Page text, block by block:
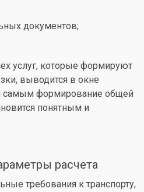
документов;
услуг, которые формируют
выводится в окне
самым формирование общей
понятным и
расчета
требования к транспорту,